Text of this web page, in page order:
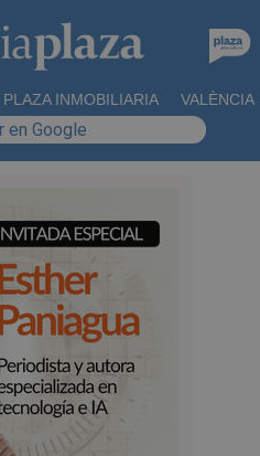
PLAZA INMOBILIARIA VALÈNCIA
en Google